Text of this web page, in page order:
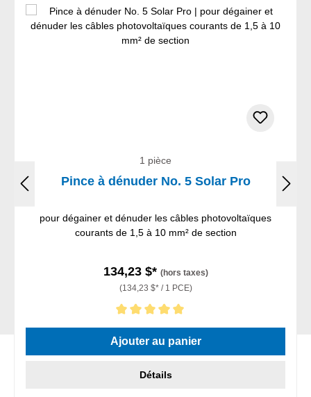
1 pièce
Pince à dénuder No. 5 Solar Pro
pour dégainer et dénuder les câbles photovoltaïques
courants de 1,5 à 10 mm² de section
134,23 $* (hors taxes)
(134,23 $* / 1 PCE)
Note moyenne de 5 sur 5 étoiles
Ajouter au panier
Détails